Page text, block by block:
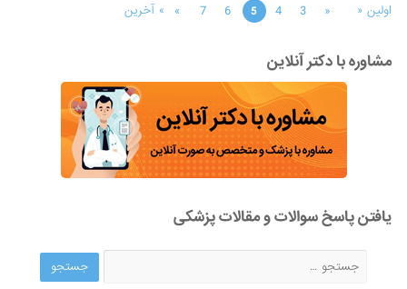
اولین « «
3
4
5
6
7
» » آخرین
مشاوره با دکتر آنلاین
یافتن پاسخ سوالات و مقالات پزشکی